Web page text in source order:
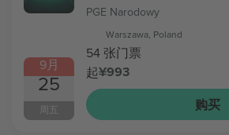
9月
25
周五
PGE Narodowy
Warszawa, Poland
54 张门票
起¥993
购买